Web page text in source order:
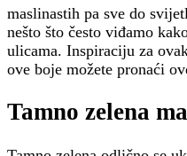
maslinastih pa sve do
nešto što često viđamo
ulicama. Inspiraciju za
ove boje možete pronaći
Tamno zelena